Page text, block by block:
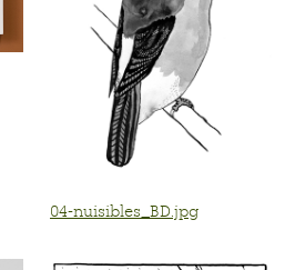
04-nuisibles_BD.jpg